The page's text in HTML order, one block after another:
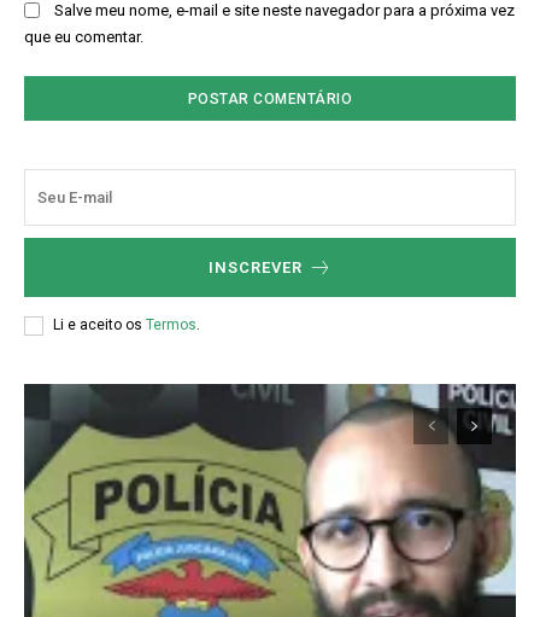
Salve meu nome, e-mail e site neste navegador para a próxima vez
que eu comentar.
INSCREVER
Li e aceito os Termos.